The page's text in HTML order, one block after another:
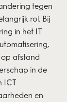
tegen
rol. Bij
in het IT
afstand
in de
ICT
en